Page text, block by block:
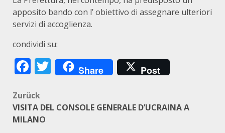
apposito bando con l’ obiettivo di assegnare ulteriori
servizi di accoglienza.
condividi su:
Facebook
Twitter
Share Post
Beitragsnavigation
Zurück
VISITA DEL CONSOLE GENERALE D’UCRAINA A
MILANO